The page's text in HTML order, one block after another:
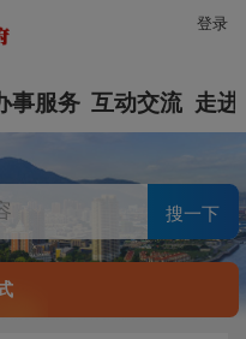
登录
事服务 互动交流 走进
搜一下